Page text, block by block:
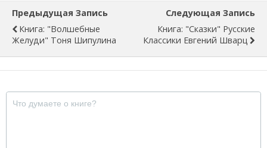
Предыдущая Запись
Книга: "Волшебные
Желуди" Тоня Шипулина
Следующая Запись
Книга: "Сказки" Русские
Классики Евгений Шварц